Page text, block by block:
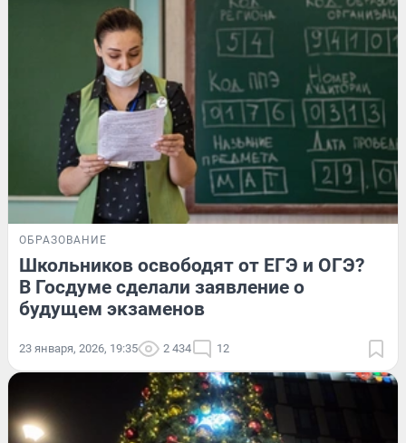
ОБРАЗОВАНИЕ
Школьников освободят от ЕГЭ и ОГЭ?
В Госдуме сделали заявление о
будущем экзаменов
23 января, 2026, 19:35 2 434 12